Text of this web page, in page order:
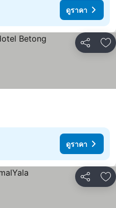
ดูราคา
แชร์ เ
ดูราคา
แชร์ เ